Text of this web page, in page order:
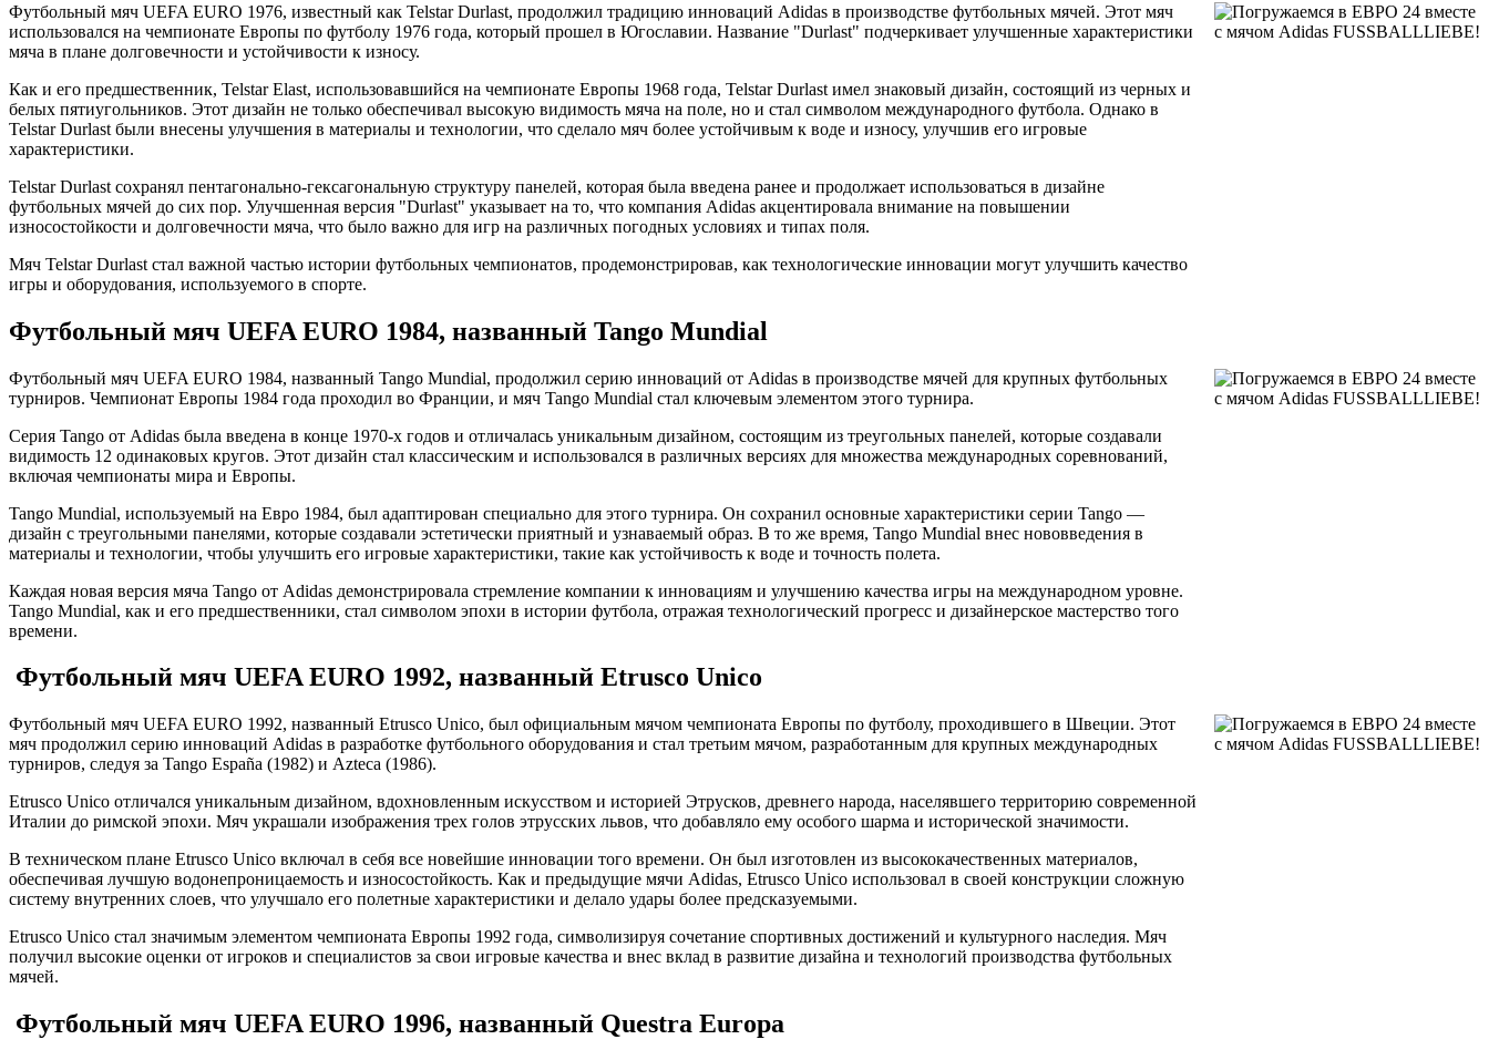
Футбольный мяч UEFA EURO 1976, известный как Telstar Durlast, продолжил традицию инноваций Adidas в производстве футбольных мячей. Этот мяч
использовался на чемпионате Европы по футболу 1976 года, который прошел в Югославии. Название "Durlast" подчеркивает улучшенные характеристики
мяча в плане долговечности и устойчивости к износу.
Как и его предшественник, Telstar Elast, использовавшийся на чемпионате Европы 1968 года, Telstar Durlast имел знаковый дизайн, состоящий из черных и
белых пятиугольников. Этот дизайн не только обеспечивал высокую видимость мяча на поле, но и стал символом международного футбола. Однако в
Telstar Durlast были внесены улучшения в материалы и технологии, что сделало мяч более устойчивым к воде и износу, улучшив его игровые
характеристики.
Telstar Durlast сохранял пентагонально-гексагональную структуру панелей, которая была введена ранее и продолжает использоваться в дизайне
футбольных мячей до сих пор. Улучшенная версия "Durlast" указывает на то, что компания Adidas акцентировала внимание на повышении
износостойкости и долговечности мяча, что было важно для игр на различных погодных условиях и типах поля.
Мяч Telstar Durlast стал важной частью истории футбольных чемпионатов, продемонстрировав, как технологические инновации могут улучшить качество
игры и оборудования, используемого в спорте.
Футбольный мяч UEFA EURO 1984, названный Tango Mundial
Футбольный мяч UEFA EURO 1984, названный Tango Mundial, продолжил серию инноваций от Adidas в производстве мячей для крупных футбольных
турниров. Чемпионат Европы 1984 года проходил во Франции, и мяч Tango Mundial стал ключевым элементом этого турнира.
Серия Tango от Adidas была введена в конце 1970-х годов и отличалась уникальным дизайном, состоящим из треугольных панелей, которые создавали
видимость 12 одинаковых кругов. Этот дизайн стал классическим и использовался в различных версиях для множества международных соревнований,
включая чемпионаты мира и Европы.
Tango Mundial, используемый на Евро 1984, был адаптирован специально для этого турнира. Он сохранил основные характеристики серии Tango —
дизайн с треугольными панелями, которые создавали эстетически приятный и узнаваемый образ. В то же время, Tango Mundial внес нововведения в
материалы и технологии, чтобы улучшить его игровые характеристики, такие как устойчивость к воде и точность полета.
Каждая новая версия мяча Tango от Adidas демонстрировала стремление компании к инновациям и улучшению качества игры на международном уровне.
Tango Mundial, как и его предшественники, стал символом эпохи в истории футбола, отражая технологический прогресс и дизайнерское мастерство того
времени.
Футбольный мяч UEFA EURO 1992, названный Etrusco Unico
Футбольный мяч UEFA EURO 1992, названный Etrusco Unico, был официальным мячом чемпионата Европы по футболу, проходившего в Швеции. Этот
мяч продолжил серию инноваций Adidas в разработке футбольного оборудования и стал третьим мячом, разработанным для крупных международных
турниров, следуя за Tango España (1982) и Azteca (1986).
Etrusco Unico отличался уникальным дизайном, вдохновленным искусством и историей Этрусков, древнего народа, населявшего территорию современной
Италии до римской эпохи. Мяч украшали изображения трех голов этрусских львов, что добавляло ему особого шарма и исторической значимости.
В техническом плане Etrusco Unico включал в себя все новейшие инновации того времени. Он был изготовлен из высококачественных материалов,
обеспечивая лучшую водонепроницаемость и износостойкость. Как и предыдущие мячи Adidas, Etrusco Unico использовал в своей конструкции сложную
систему внутренних слоев, что улучшало его полетные характеристики и делало удары более предсказуемыми.
Etrusco Unico стал значимым элементом чемпионата Европы 1992 года, символизируя сочетание спортивных достижений и культурного наследия. Мяч
получил высокие оценки от игроков и специалистов за свои игровые качества и внес вклад в развитие дизайна и технологий производства футбольных
мячей.
Футбольный мяч UEFA EURO 1996, названный Questra Europa